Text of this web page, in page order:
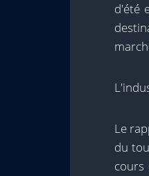
d'été
Le
du
cours